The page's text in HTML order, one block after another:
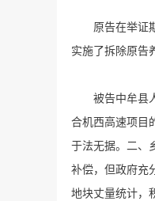
原告在举证
实施了拆除原告
被告中牟县
合机西高速项目
于法无据。二、
补偿，但政府充
地块丈量统计，